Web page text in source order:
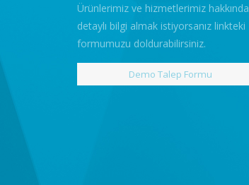
Ürünlerimiz ve hizmetlerimiz hakkında
detaylı bilgi almak istiyorsanız linkteki
formumuzu doldurabilirsiniz.
Demo Talep Formu